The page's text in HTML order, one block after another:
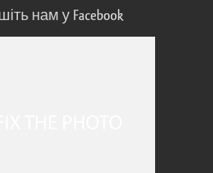
нам у Facebook